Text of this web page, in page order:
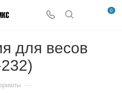
0
для весов
—